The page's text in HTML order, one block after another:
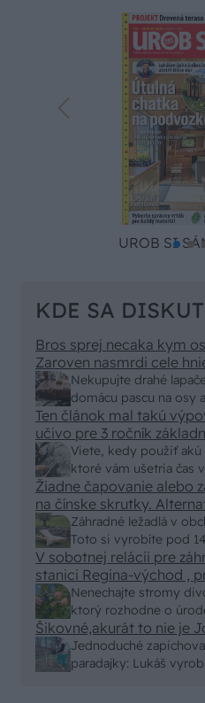
UROB SI
KDE SA
Nekupujte drahé
domácu pascu na osy
von
Bros sprej necaka kym
Zaroven nasmrdi cele
nic zive. Vasa pasca
Skor pritiahne slimaky
Viete, kedy použiť akú
ktoré vám ušetria čas
Ten článok mal takú
učivo pre 3 ročník základnej
alebo nejaka kniha z VŠ? Dnešné rychlotvrdnuce
malty - pevnosť 40 Mpa
minut , k tomu vodotesné s
- schnutie a zretie. Nič?
Záhradné ležadlá v
Toto si vyrobíte pod
pohodlnejšie!
Žiadne čapovanie alebo
na čínske skrutky.
čo sa týka pevnosti.
remeselným
ten odpad z DTD
Lídli.
Nenechajte stromy
ktorý rozhodne o
V sobotnej relácii pre
stanici Regina-východ ,
zväzu záhradkárov pán Jakubech tvrdil, že to, že
vlky sú neproduktívne ,
možné použiť pri
Jednoduché
paradajky: Lukáš
Šikovné,akurát to nie je